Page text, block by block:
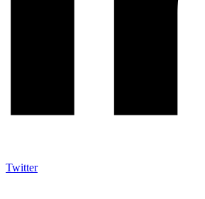
Twitter